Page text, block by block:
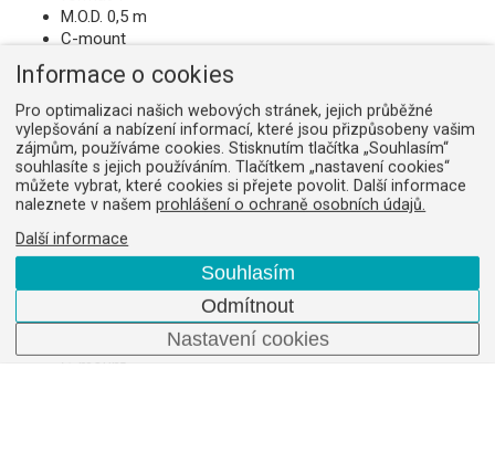
M.O.D. 0,5 m
C-mount
Obj Kowa LM50HC-SW 50mm/f1,4
Obj. číslo:11087250
Kowa lens
50mm
M.O.D. 0,6 m
SWIR optimized
C-mount
Informace o cookies
Pro optimalizaci našich webových stránek, jejich průběžné
vylepšování a nabízení informací, které jsou přizpůsobeny vašim
zájmům, používáme cookies. Stisknutím tlačítka „Souhlasím“
souhlasíte s jejich používáním. Tlačítkem „nastavení cookies“
můžete vybrat, které cookies si přejete povolit. Další informace
naleznete v našemprohlášení o ochraně osobních údajů.
Další informace
Souhlasím
Odmítnout
Nastavení cookies